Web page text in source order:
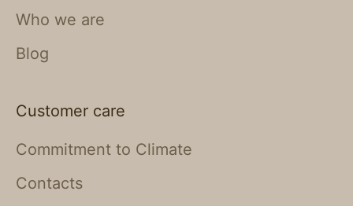
Who we are
Blog
Customer care
Commitment to Climate
Contacts